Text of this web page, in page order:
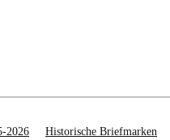
2026
Historische Briefmarken